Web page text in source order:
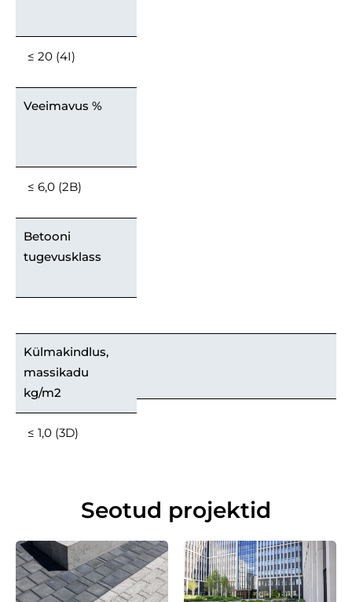
≤ 20 (4I)
Veeimavus %
≤ 6,0 (2B)
Betooni
tugevusklass
Külmakindlus,
massikadu
kg/m2
≤ 1,0 (3D)
Seotud projektid